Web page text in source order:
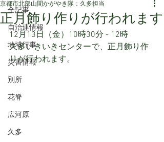
全記事
自治連情報
地域行事
災害情報
別所
花脊
広河原
久多
正月飾り作りが行われます
京都市北部山間かがやき隊：久多担当
12月13日（金）10時30分 - 12時
久多いきいきセンターで、正月飾り作
りが行われます。